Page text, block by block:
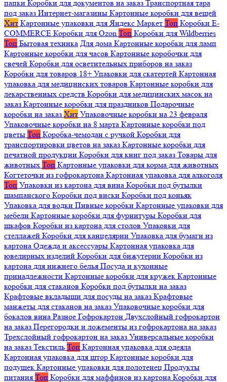
папки Коробки для документов на заказ Транспортная тара
под заказ Интернет-магазины Картонные коробки для вещей
Хит Картонные упаковки для Яндекс Маркет Топ Коробки E-
COMMERCE Коробки для Ozon Топ Коробки для Wildberries
Топ Бытовая техника Для дома Картонные коробки для ламп
Картонные коробки для часов Картонные коробочки для
свечей Коробки для осветительных приборов на заказ
Коробки для товаров 18+ Упаковки для скатертей Картонная
упаковка для медицинских товаров Картонные коробки для
лекарственных средств Коробки для медицинских масок на
заказ Картонные коробки для праздников Подарочные
коробки на заказ Хит Упаковочные коробки на 23 февраля
Упаковочные коробки на 8 марта Картонные коробки под
цветы Топ Коробка-чемодан с ручкой Коробки для
транспортировки цветов на заказ Картонные коробки для
печатной продукции Коробки для книг под заказ Товары для
животных Топ Картонные упаковки для корма для животных
Когтеточки из гофрокартона Картонная упаковка для алкоголя
Топ Упаковки из картона для вина Коробки под бутылки
шампанского Коробки под виски Коробки под коньяк
Упаковка для водки Пивные коробки Картонные упаковки для
мебели Картонные коробки для фурнитуры Коробки для
шкафов Коробки из картона для столов Упаковки для
стеллажей Коробки для канцелярии Упаковка для бумаги из
картона Одежда и аксессуары Картонная упаковка для
ювелирных изделий Коробки для бижутерии Коробки из
картона для нижнего белья Посуда и кухонные
принадлежности Картонные коробки для кружек Картонные
коробки для стаканов Коробки под бутылки на заказ
Крафтовые вкладыши для посуды на заказ Крафтовые
манжеты для стаканов на заказ Упаковочные коробки для
бокалов вина Разное Гофрокартон Двухслойный гофрокартон
на заказ Перегородки и ложементы из гофрокартона на заказ
Трехслойный гофрокартон на заказ Универсальные коробки
на заказ Текстиль Топ Картонная упаковка для одеяла
Картонная упаковка для штор Картонные коробки для
подушек Картонные упаковки для полотенец Продукты
питания Топ Коробки для маффинов из картона Коробки для